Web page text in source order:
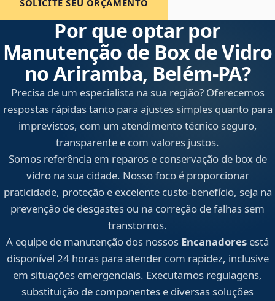
SOLICITE SEU ORÇAMENTO
Por que optar por
Manutenção de Box de Vidro
no Ariramba, Belém‑PA?
Precisa de um especialista na sua região? Oferecemos
respostas rápidas tanto para ajustes simples quanto para
imprevistos, com um atendimento técnico seguro,
transparente e com valores justos.
Somos referência em reparos e conservação de box de
vidro na sua cidade. Nosso foco é proporcionar
praticidade, proteção e excelente custo-benefício, seja na
prevenção de desgastes ou na correção de falhas sem
transtornos.
A equipe de manutenção dos nossos Encanadores está
disponível 24 horas para atender com rapidez, inclusive
em situações emergenciais. Executamos regulagens,
substituição de componentes e diversas soluções